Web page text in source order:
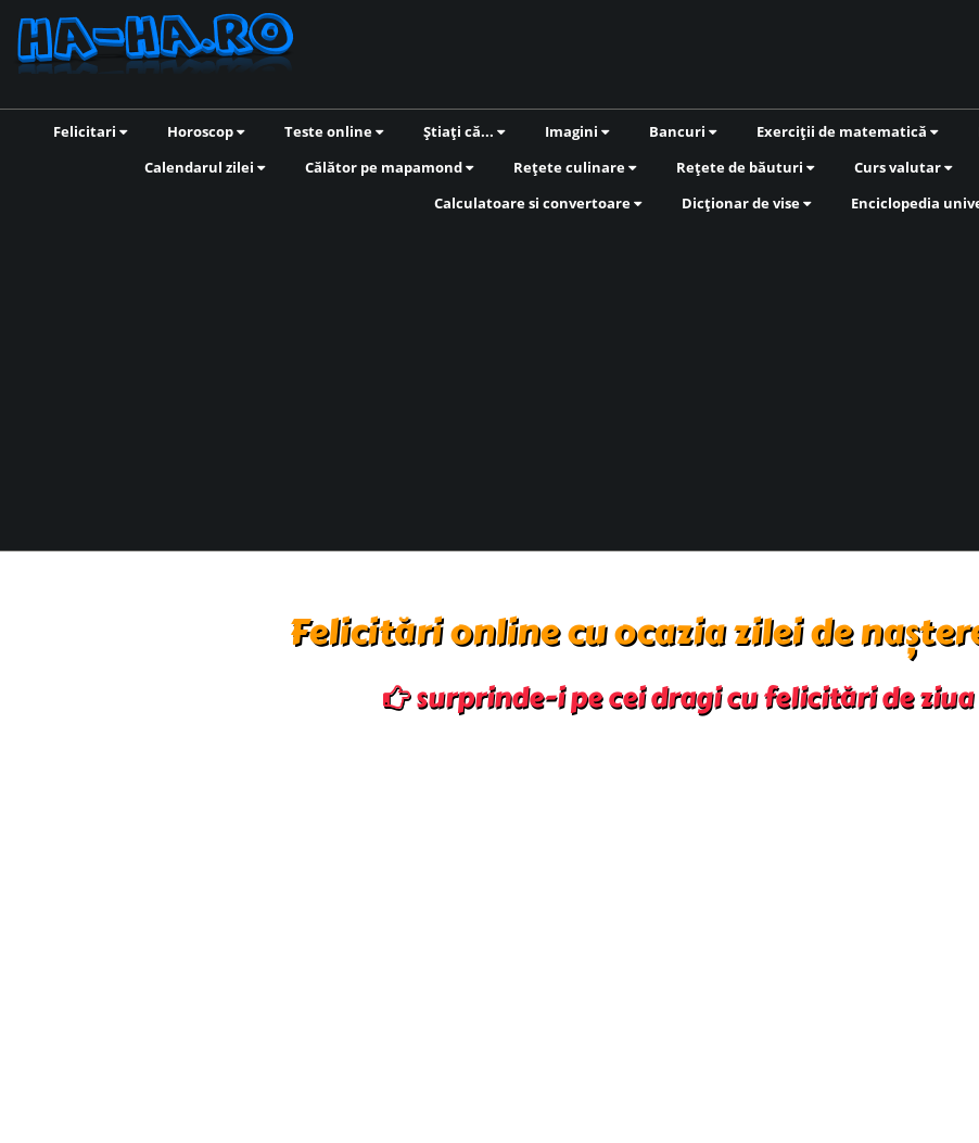
Felicitari Horoscop Teste online Știați că... Imagini Bancuri Exerciții de matematică
Calendarul zilei
Călător pe mapamond Rețete culinare Rețete de băuturi Curs valutar
Calculatoare si convertoare
Dicționar de vise Enciclopedia
Felicitări online cu ocazia zilei de
surprinde-i pe cei dragi cu felicitări de